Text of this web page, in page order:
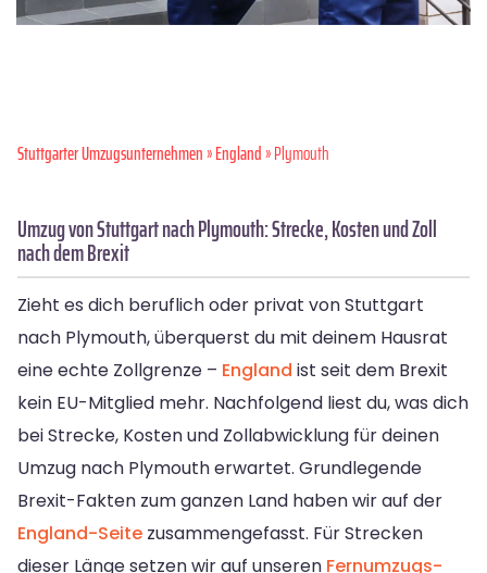
Stuttgarter Umzugsunternehmen»England» Plymouth
Umzug von Stuttgart nach Plymouth: Strecke, Kosten und Zoll
nach dem Brexit
Zieht es dich beruflich oder privat von Stuttgart
nach Plymouth, überquerst du mit deinem Hausrat
eine echte Zollgrenze – England ist seit dem Brexit
kein EU-Mitglied mehr. Nachfolgend liest du, was dich
bei Strecke, Kosten und Zollabwicklung für deinen
Umzug nach Plymouth erwartet. Grundlegende
Brexit-Fakten zum ganzen Land haben wir auf der
England-Seite zusammengefasst. Für Strecken
dieser Länge setzen wir auf unseren Fernumzugs-